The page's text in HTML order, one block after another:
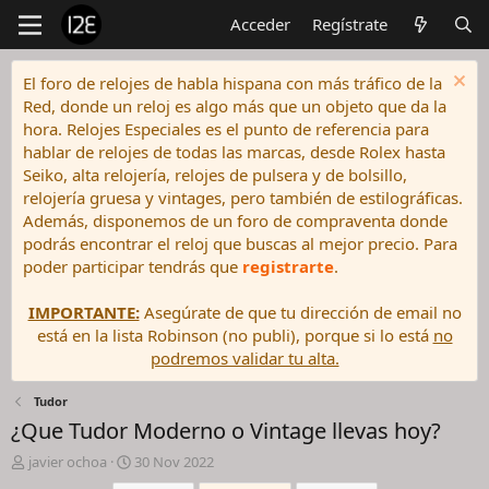
Acceder Regístrate
El foro de relojes de habla hispana con más tráfico de la
Red, donde un reloj es algo más que un objeto que da la
hora. Relojes Especiales es el punto de referencia para
hablar de relojes de todas las marcas, desde Rolex hasta
Seiko, alta relojería, relojes de pulsera y de bolsillo,
relojería gruesa y vintages, pero también de estilográficas.
Además, disponemos de un foro de compraventa donde
podrás encontrar el reloj que buscas al mejor precio. Para
poder participar tendrás que registrarte.
IMPORTANTE:Asegúrate de que tu dirección de email no
está en la lista Robinson (no publi), porque si lo está no
podremos validar tu alta.
Tudor
¿Que Tudor Moderno o Vintage llevas hoy?
Ijavier ochoa
F
e
30 Nov 2022